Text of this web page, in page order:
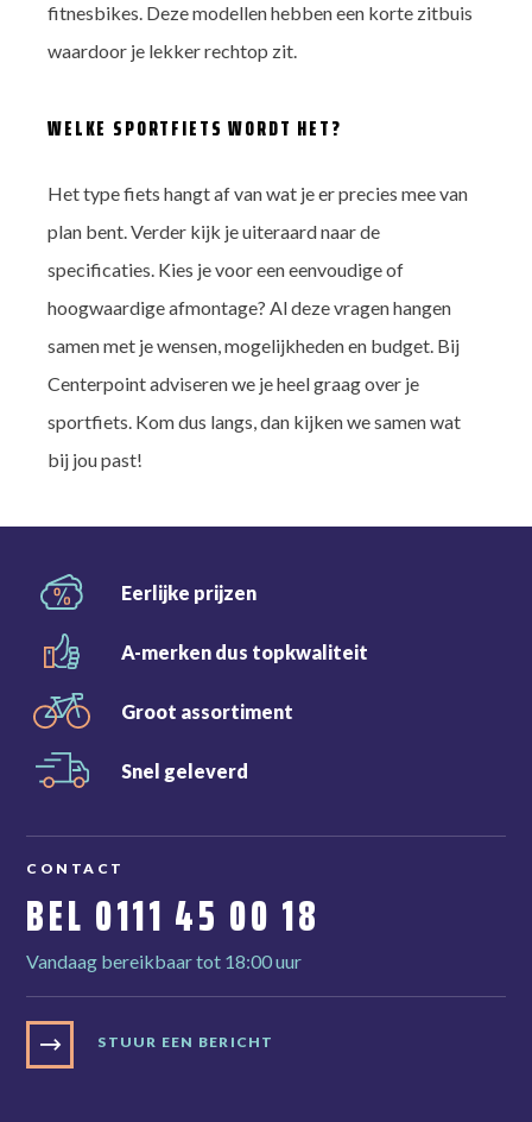
fitnesbikes. Deze modellen hebben een korte zitbuis
waardoor je lekker rechtop zit.
WELKE SPORTFIETS WORDT HET?
Het type fiets hangt af van wat je er precies mee van
plan bent. Verder kijk je uiteraard naar de
specificaties. Kies je voor een eenvoudige of
hoogwaardige afmontage? Al deze vragen hangen
samen met je wensen, mogelijkheden en budget. Bij
Centerpoint adviseren we je heel graag over je
sportfiets. Kom dus langs, dan kijken we samen wat
bij jou past!
Eerlijke prijzen
A-merken dus topkwaliteit
Groot assortiment
Snel geleverd
CONTACT
BEL 0111 45 00 18
Vandaag bereikbaar tot 18:00 uur
STUUR EEN BERICHT